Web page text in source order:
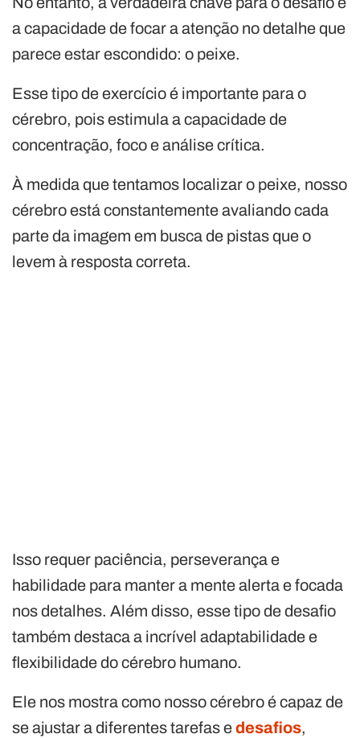
a capacidade de focar a atenção no detalhe que
parece estar escondido: o peixe.
Esse tipo de exercício é importante para o
cérebro, pois estimula a capacidade de
concentração, foco e análise crítica.
À medida que tentamos localizar o peixe, nosso
cérebro está constantemente avaliando cada
parte da imagem em busca de pistas que o
levem à resposta correta.
Isso requer paciência, perseverança e
habilidade para manter a mente alerta e focada
nos detalhes. Além disso, esse tipo de desafio
também destaca a incrível adaptabilidade e
flexibilidade do cérebro humano.
Ele nos mostra como nosso cérebro é capaz de
se ajustar a diferentes tarefas edesafios,